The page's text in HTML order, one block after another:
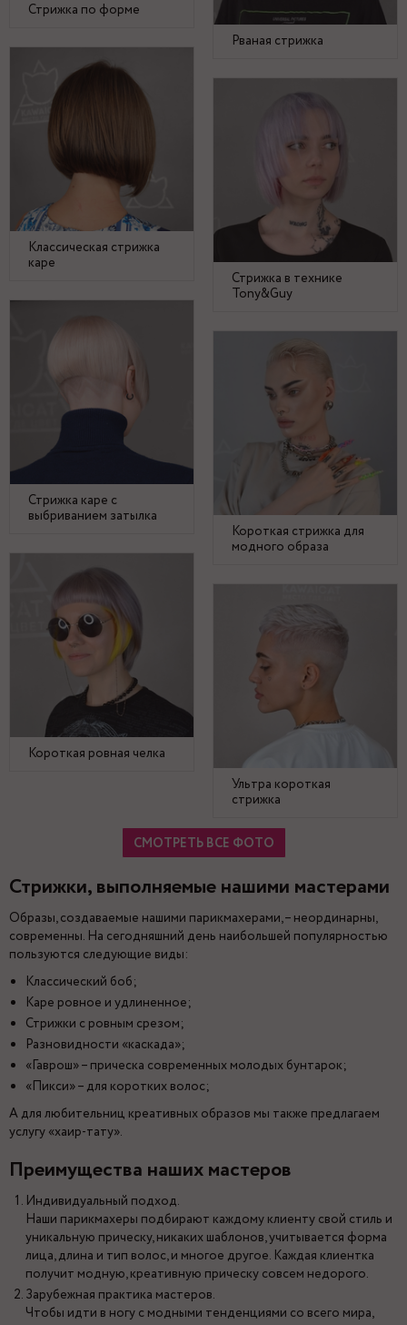
Стрижка по форме
Рваная стрижка
Классическая стрижка
каре
Стрижка в технике
Tony&Guy
Стрижка каре с
выбриванием затылка
Короткая стрижка для
модного образа
Короткая ровная челка
Ультра короткая
стрижка
СМОТРЕТЬ ВСЕ ФОТО
Стрижки, выполняемые нашими мастерами
Образы, создаваемые нашими парикмахерами, – неординарны,
современны. На сегодняшний день наибольшей популярностью
пользуются следующие виды:
Классический боб;
Каре ровное и удлиненное;
Стрижки с ровным срезом;
Разновидности «каскада»;
«Гаврош» – прическа современных молодых бунтарок;
«Пикси» – для коротких волос;
А для любительниц креативных образов мы также предлагаем
услугу «хаир-тату».
Преимущества наших мастеров
Индивидуальный подход.
Наши парикмахеры подбирают каждому клиенту свой стиль и
уникальную прическу, никаких шаблонов, учитывается форма
лица, длина и тип волос, и многое другое. Каждая клиентка
получит модную, креативную прическу совсем недорого.
Зарубежная практика мастеров.
Чтобы идти в ногу с модными тенденциями со всего мира,